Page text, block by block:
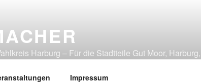
Harburg – Für die Stadtteile Gut Moor,
Impressum